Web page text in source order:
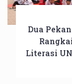
Dua
Literasi